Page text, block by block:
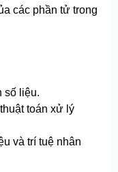
các phần tử trong
số liệu.
toán xử lý
và trí tuệ nhân